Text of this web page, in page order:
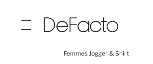
Femmes Jogger & Shirt